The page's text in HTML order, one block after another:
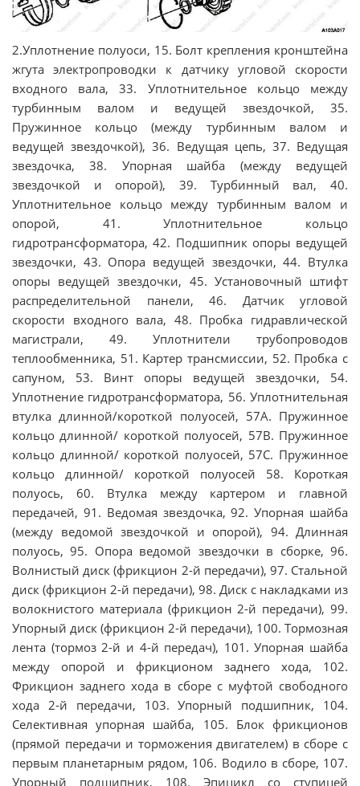
2.Уплотнение полуоси, 15. Болт крепления кронштейна
жгута электропроводки к датчику угловой скорости
входного вала, 33. Уплотнительное кольцо между
турбинным валом и ведущей звездочкой, 35.
Пружинное кольцо (между турбинным валом и
ведущей звездочкой), 36. Ведущая цепь, 37. Ведущая
звездочка, 38. Упорная шайба (между ведущей
звездочкой и опорой), 39. Турбинный вал, 40.
Уплотнительное кольцо между турбинным валом и
опорой, 41. Уплотнительное кольцо
гидротрансформатора, 42. Подшипник опоры ведущей
звездочки, 43. Опора ведущей звездочки, 44. Втулка
опоры ведущей звездочки, 45. Установочный штифт
распределительной панели, 46. Датчик угловой
скорости входного вала, 48. Пробка гидравлической
магистрали, 49. Уплотнители трубопроводов
теплообменника, 51. Картер трансмиссии, 52. Пробка с
сапуном, 53. Винт опоры ведущей звездочки, 54.
Уплотнение гидротрансформатора, 56. Уплотнительная
втулка длинной/короткой полуосей, 57А. Пружинное
кольцо длинной/ короткой полуосей, 57В. Пружинное
кольцо длинной/ короткой полуосей, 57С. Пружинное
кольцо длинной/ короткой полуосей 58. Короткая
полуось, 60. Втулка между картером и главной
передачей, 91. Ведомая звездочка, 92. Упорная шайба
(между ведомой звездочкой и опорой), 94. Длинная
полуось, 95. Опора ведомой звездочки в сборке, 96.
Волнистый диск (фрикцион 2-й передачи), 97. Стальной
диск (фрикцион 2-й передачи), 98. Диск с накладками из
волокнистого материала (фрикцион 2-й передачи), 99.
Упорный диск (фрикцион 2-й передачи), 100. Тормозная
лента (тормоз 2-й и 4-й передач), 101. Упорная шайба
между опорой и фрикционом заднего хода, 102.
Фрикцион заднего хода в сборе с муфтой свободного
хода 2-й передачи, 103. Упорный подшипник, 104.
Селективная упорная шайба, 105. Блок фрикционов
(прямой передачи и торможения двигателем) в сборе с
первым планетарным рядом, 106. Водило в сборе, 107.
Упорный подшипник, 108. Эпицикл со ступицей